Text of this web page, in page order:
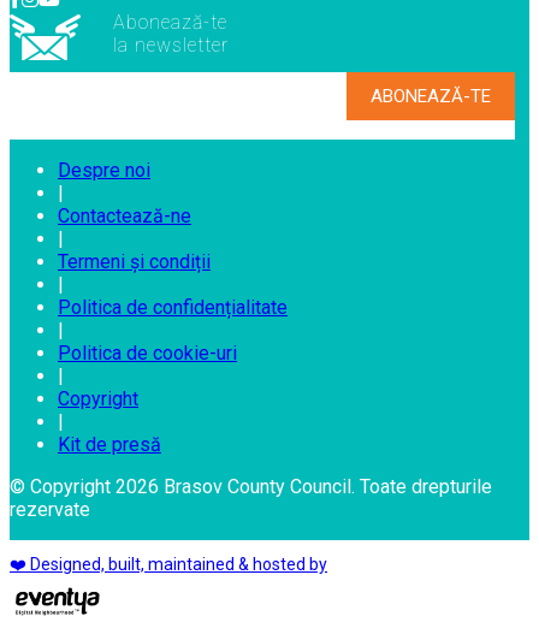
Abonează-te
la newsletter
Despre noi
|
Contactează-ne
|
Termeni și condiții
|
Politica de confidențialitate
|
Politica de cookie-uri
|
Copyright
|
Kit de presă
© Copyright 2026 Brasov County Council. Toate drepturile
rezervate
❤️ Designed, built, maintained & hosted by